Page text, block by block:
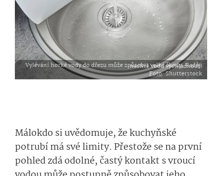
Vylévání horké vody do dřezu může způsobit velké škody. Raději nechte vodu vychladnout.
Foto: Shutterstock
Málokdo si uvědomuje, že kuchyňské
potrubí má své limity. Přestože se na první
pohled zdá odolné, častý kontakt s vroucí